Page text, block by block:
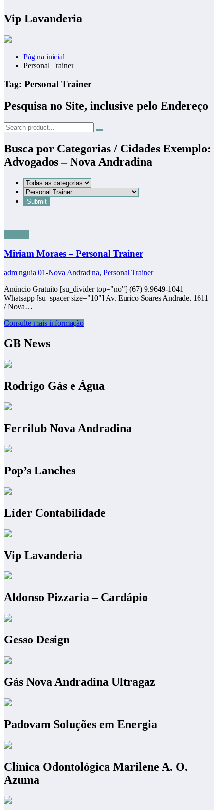
Vip Lavanderia
Página inicial
Personal Trainer
Tag: Personal Trainer
Pesquisa no Site, inclusive pelo Endereço
Busca por Categorias / Cidades Exemplo:
Advogados – Nova Andradina
Miriam Moraes – Personal Trainer
adminguia 01-Nova Andradina, Personal Trainer
Anúncio Gratuito [su_divider top="no"] (67) 9.9649-1041
Whatsapp [su_spacer size="10"] Av. Eurico Soares Andrade, 1611
/ Nova…
Consulte mais informação
GB News
Rodrigo Gás e Água
Ferrilub Nova Andradina
Pop’s Lanches
Líder Contabilidade
Vip Lavanderia
Aldonso Pizzaria – Cardápio
Gesso Design
Gás Nova Andradina Ultragaz
Padovam Soluções em Energia
Clínica Odontológica Marilene A. O.
Azuma